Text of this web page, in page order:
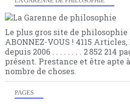
Le plus gros site de philosophie
ABONNEZ-VOUS ! 4115 Articles,
depuis 2006 . . . . . . . . 2 852 214
présent. Prestance et être apte
nombre de choses.
PAGES